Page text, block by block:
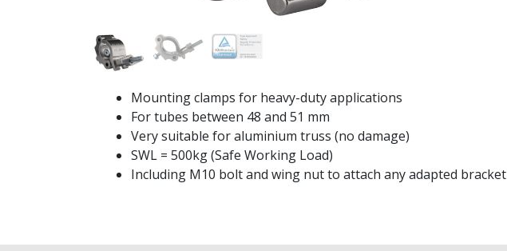
Mounting clamps for heavy-duty applications
For tubes between 48 and 51 mm
Very suitable for aluminium truss (no damage)
SWL = 500kg (Safe Working Load)
Including M10 bolt and wing nut to attach any adapted bracket